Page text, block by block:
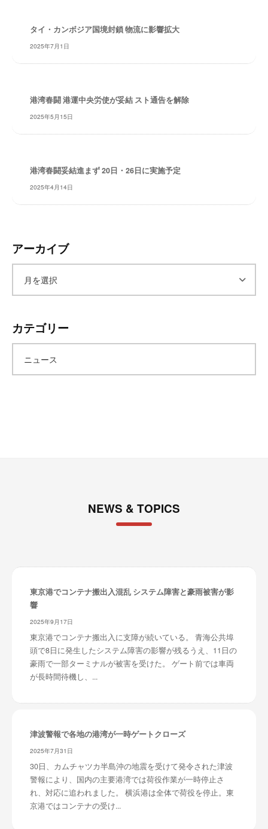
ズ
タイ・カンボジア国境封鎖 物流に影響拡大
2025年7月1日
港湾春闘 港運中央労使が妥結 スト通告を解除
2025年5月15日
港湾春闘妥結進まず 20日・26日に実施予定
2025年4月14日
アーカイブ
カ
イ
カテゴリー
ニュース
NEWS & TOPICS
東京港でコンテナ搬出入混乱 システム障害と豪雨被害が影
響
2025年9月17日
東京港でコンテナ搬出入に支障が続いている。 青海公共埠
頭で8日に発生したシステム障害の影響が残るうえ、11日の
豪雨で一部ターミナルが被害を受けた。 ゲート前では車両
が長時間待機し、...
津波警報で各地の港湾が一時ゲートクローズ
2025年7月31日
30日、カムチャツカ半島沖の地震を受けて発令された津波
警報により、国内の主要港湾では荷役作業が一時停止さ
れ、対応に追われました。 横浜港は全体で荷役を停止。東
京港ではコンテナの受け...